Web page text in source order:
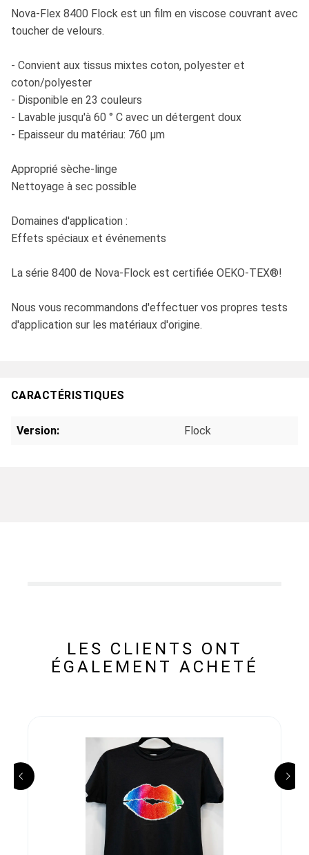
Nova-Flex 8400 Flock est un film en viscose couvrant avec
toucher de velours.
- Convient aux tissus mixtes coton, polyester et
coton/polyester
- Disponible en 23 couleurs
- Lavable jusqu'à 60 ° C avec un détergent doux
- Epaisseur du matériau: 760 μm
Approprié sèche-linge
Nettoyage à sec possible
Domaines d'application :
Effets spéciaux et événements
La série 8400 de Nova-Flock est certifiée OEKO-TEX®!
Nous vous recommandons d'effectuer vos propres tests
d'application sur les matériaux d'origine.
CARACTÉRISTIQUES
Version: Flock
LES CLIENTS ONT
ÉGALEMENT ACHETÉ